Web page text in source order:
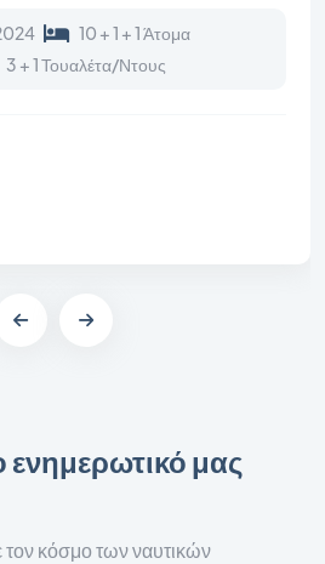
10 + 1 + 1 Άτομα
3 + 1 Τουαλέτα/Ντους
ενημερωτικό μας
τον κόσμο των ναυτικών